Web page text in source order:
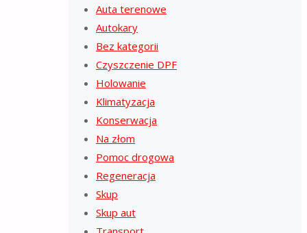
Auta terenowe
Autokary
Bez kategorii
Czyszczenie DPF
Holowanie
Klimatyzacja
Konserwacja
Na złom
Pomoc drogowa
Regeneracja
Skup
Skup aut